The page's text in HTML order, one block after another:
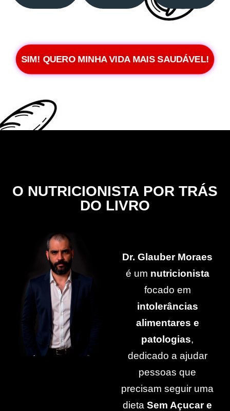
SIM! QUERO MINHA VIDA MAIS SAUDÁVEL!
O NUTRICIONISTA POR TRÁS
DO LIVRO
Dr. Glauber Moraes
é um nutricionista
focado em
intolerâncias
alimentares e
patologias,
dedicado a ajudar
pessoas que
precisam seguir uma
dieta Sem Açucar e